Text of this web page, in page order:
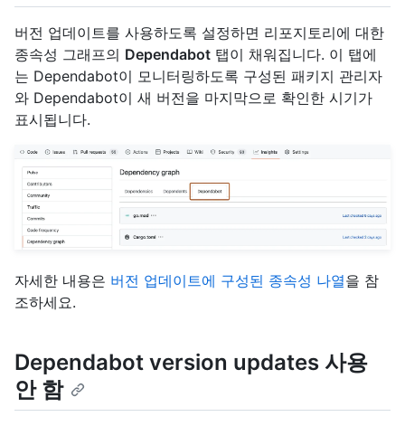
버전 업데이트를 사용하도록 설정하면 리포지토리에 대한
종속성 그래프의 Dependabot 탭이 채워집니다. 이 탭에
는 Dependabot이 모니터링하도록 구성된 패키지 관리자
와 Dependabot이 새 버전을 마지막으로 확인한 시기가
표시됩니다.
자세한 내용은 버전 업데이트에 구성된 종속성 나열을 참
조하세요.
Dependabot version updates 사용
안 함